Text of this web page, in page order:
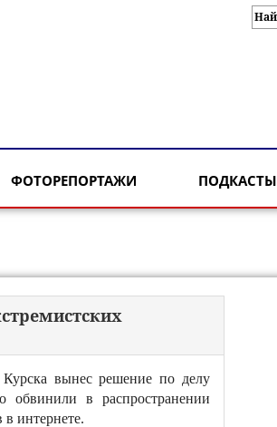
ФОТОРЕПОРТАЖИ ПОДКАСТЫ
вынес решение по делу
обвинили в распространении
в интернете.